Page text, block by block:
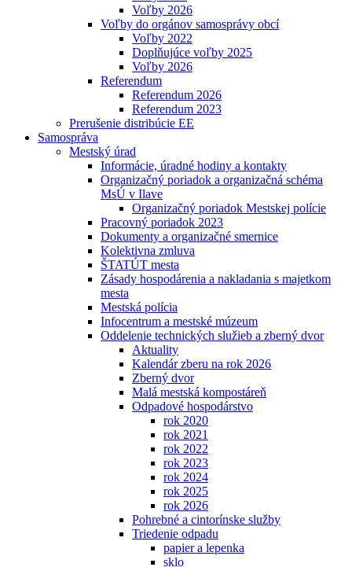
Voľby 2026
Voľby do orgánov samosprávy obcí
Voľby 2022
Doplňujúce voľby 2025
Voľby 2026
Referendum
Referendum 2026
Referendum 2023
Prerušenie distribúcie EE
Samospráva
Mestský úrad
Informácie, úradné hodiny a kontakty
Organizačný poriadok a organizačná schéma
MsÚ v Ilave
Organizačný poriadok Mestskej polície
Pracovný poriadok 2023
Dokumenty a organizačné smernice
Kolektivna zmluva
ŠTATÚT mesta
Zásady hospodárenia a nakladania s majetkom
mesta
Mestská polícia
Infocentrum a mestské múzeum
Oddelenie technických služieb a zberný dvor
Aktuality
Kalendár zberu na rok 2026
Zberný dvor
Malá mestská kompostáreň
Odpadové hospodárstvo
rok 2020
rok 2021
rok 2022
rok 2023
rok 2024
rok 2025
rok 2026
Pohrebné a cintorínske služby
Triedenie odpadu
papier a lepenka
sklo